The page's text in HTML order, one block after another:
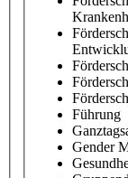
Führung
Gender